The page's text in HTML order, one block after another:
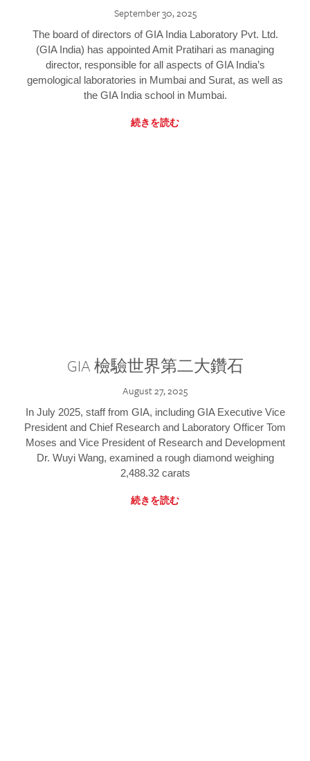
September 30, 2025
The board of directors of GIA India Laboratory Pvt. Ltd.
(GIA India) has appointed Amit Pratihari as managing
director, responsible for all aspects of GIA India’s
gemological laboratories in Mumbai and Surat, as well as
the GIA India school in Mumbai.
続きを読む
GIA 檢驗世界第二大鑽石
August 27, 2025
In July 2025, staff from GIA, including GIA Executive Vice
President and Chief Research and Laboratory Officer Tom
Moses and Vice President of Research and Development
Dr. Wuyi Wang, examined a rough diamond weighing
2,488.32 carats
続きを読む